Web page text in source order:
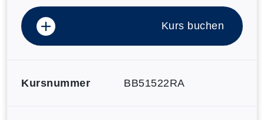
Kurs buchen
Kursnummer BB51522RA